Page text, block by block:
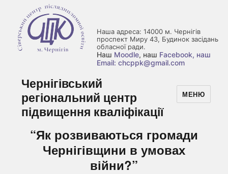
Наша адреса: 14000 м. Чернігів
проспект Миру 43, Будинок засідань
обласної ради.
Наш Moodle, наш Facebook, наш
Email: chcppk@gmail.com
Чернігівський
регіональний центр
підвищення кваліфікації
МЕНЮ
“Як розвиваються громади
Чернігівщини в умовах
війни?”